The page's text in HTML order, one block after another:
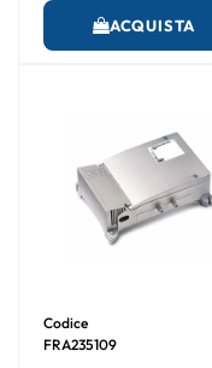
ACQUISTA
Codice
FRA235109